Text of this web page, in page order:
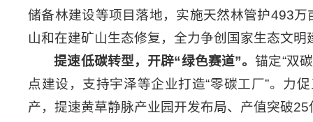
储备林建设等项目落地，实施天然林管护493
山和在建矿山生态修复，全力争创国家生态文明
提速低碳转型，开辟“绿色赛道”。锚定“双
点建设，支持宇泽等企业打造“零碳工厂”。力
产，提速黄草静脉产业园开发布局、产值突破